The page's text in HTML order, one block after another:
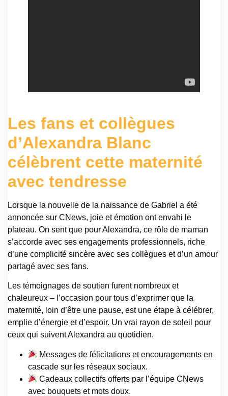
Les fans et collègues
d’Alexandra Blanc
célèbrent cette maternité
avec tendresse
Lorsque la nouvelle de la naissance de Gabriel a été
annoncée sur CNews, joie et émotion ont envahi le
plateau. On sent que pour Alexandra, ce rôle de maman
s’accorde avec ses engagements professionnels, riche
d’une complicité sincère avec ses collègues et d’un amour
partagé avec ses fans.
Les témoignages de soutien furent nombreux et
chaleureux – l’occasion pour tous d’exprimer que la
maternité, loin d’être une pause, est une étape à célébrer,
emplie d’énergie et d’espoir. Un vrai rayon de soleil pour
ceux qui suivent Alexandra au quotidien.
Messages de félicitations et encouragements en
cascade sur les réseaux sociaux.
Cadeaux collectifs offerts par l’équipe CNews
avec bouquets et mots doux.